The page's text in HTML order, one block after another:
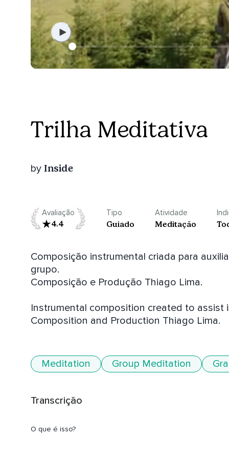
Trilha Meditativa
by Inside
Avaliação
4.4
Tipo
Guiado
Atividade
Meditação
Composição instrumental criada para
grupo.
Composição e Produção Thiago Lima.
Instrumental composition created to
Composition and Production Thiago Lima.
Meditation Group Meditation
Transcrição
O que é isso?